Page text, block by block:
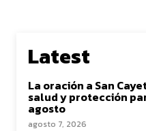
Latest
La oración a San
salud y protección
agosto
agosto 7, 2026